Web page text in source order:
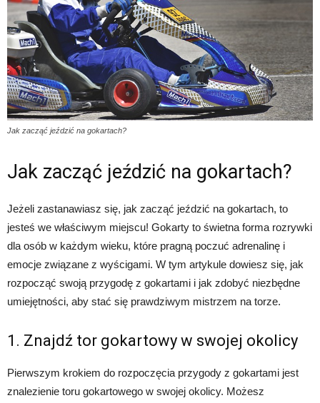
Jak zacząć jeździć na gokartach?
Jak zacząć jeździć na gokartach?
Jeżeli zastanawiasz się, jak zacząć jeździć na gokartach, to
jesteś we właściwym miejscu! Gokarty to świetna forma rozrywki
dla osób w każdym wieku, które pragną poczuć adrenalinę i
emocje związane z wyścigami. W tym artykule dowiesz się, jak
rozpocząć swoją przygodę z gokartami i jak zdobyć niezbędne
umiejętności, aby stać się prawdziwym mistrzem na torze.
1. Znajdź tor gokartowy w swojej okolicy
Pierwszym krokiem do rozpoczęcia przygody z gokartami jest
znalezienie toru gokartowego w swojej okolicy. Możesz